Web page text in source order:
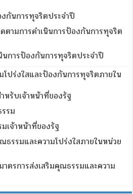
นการทุจริตประจำปี
ตามการดำเนินการป้องกันการทุจริต
นการป้องกันการทุจริตประจำปี
โปร่งใสและป้องกันการทุจริตภายใน
หรับเจ้าหน้าที่ของรัฐ
รม
เจ้าหน้าที่ของรัฐ
ธรรมและความโปร่งใสภายในหน่วย
าตรการส่งเสริมคุณธรรมและความ